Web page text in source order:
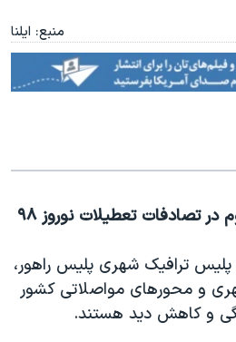
منبع: ایلنا
ترافیک شهری پلیس راهور،
و محورهای مواصلاتی کشور
و کاهش دید هستند.